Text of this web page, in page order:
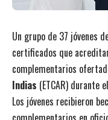
Un grupo de 37 jóvenes
certificados que
complementarios
Indias (ETCAR) durante
Los jóvenes recibieron